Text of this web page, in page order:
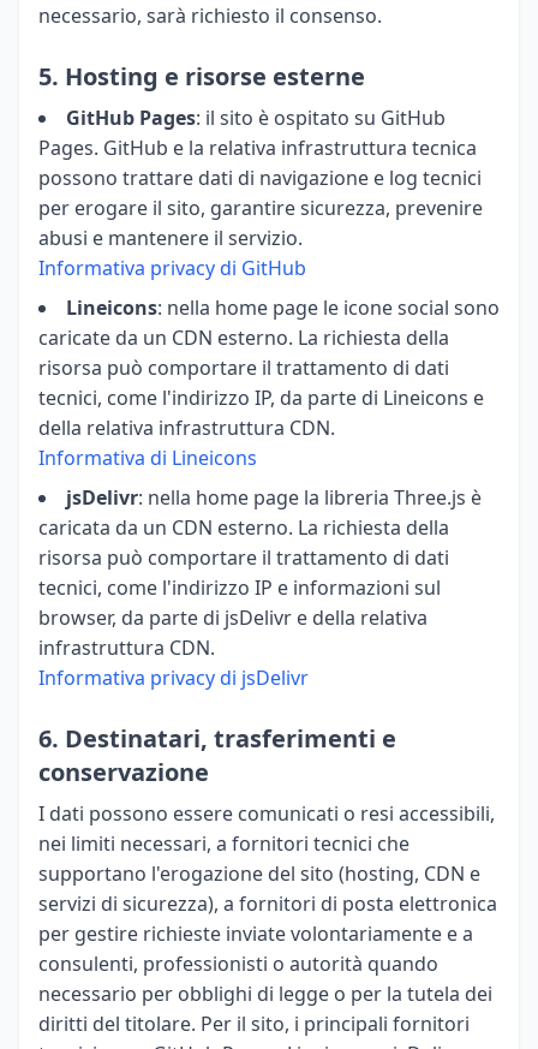
necessario, sarà richiesto il consenso.
5. Hosting e risorse esterne
GitHub Pages: il sito è ospitato su GitHub
Pages. GitHub e la relativa infrastruttura tecnica
possono trattare dati di navigazione e log tecnici
per erogare il sito, garantire sicurezza, prevenire
abusi e mantenere il servizio.
Informativa privacy di GitHub
Lineicons: nella home page le icone social sono
caricate da un CDN esterno. La richiesta della
risorsa può comportare il trattamento di dati
tecnici, come l'indirizzo IP, da parte di Lineicons e
della relativa infrastruttura CDN.
Informativa di Lineicons
jsDelivr: nella home page la libreria Three.js è
caricata da un CDN esterno. La richiesta della
risorsa può comportare il trattamento di dati
tecnici, come l'indirizzo IP e informazioni sul
browser, da parte di jsDelivr e della relativa
infrastruttura CDN.
Informativa privacy di jsDelivr
6. Destinatari, trasferimenti e
conservazione
I dati possono essere comunicati o resi accessibili,
nei limiti necessari, a fornitori tecnici che
supportano l'erogazione del sito (hosting, CDN e
servizi di sicurezza), a fornitori di posta elettronica
per gestire richieste inviate volontariamente e a
consulenti, professionisti o autorità quando
necessario per obblighi di legge o per la tutela dei
diritti del titolare. Per il sito, i principali fornitori